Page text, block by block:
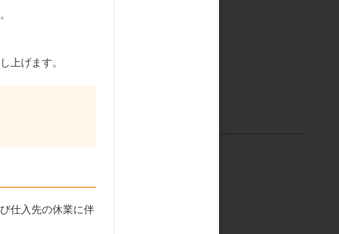
S13-18 1000枚
上げます。
仕入先の休業に伴